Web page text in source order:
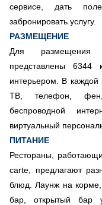
сервисе, дать
забронировать услугу.
РАЗМЕЩЕНИЕ
Для размещения
представлены
интерьером. В каждой
ТВ, телефон, фен,
беспроводной
виртуальный
ПИТАНИЕ
Рестораны,
carte, предлагают
блюд. Лаунж на
бар, открытый бар